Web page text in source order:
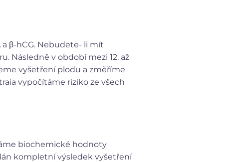
β-hCG. Nebudete- li mít
Následně v období mezi 12. až
vyšetření plodu a změříme
vypočítáme riziko ze všech
biochemické hodnoty
kompletní výsledek vyšetření